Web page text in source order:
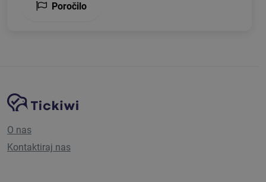
Poročilo
Navigacija spletnega mesta
Platforma Tickiwi
O nas
Kontaktiraj nas